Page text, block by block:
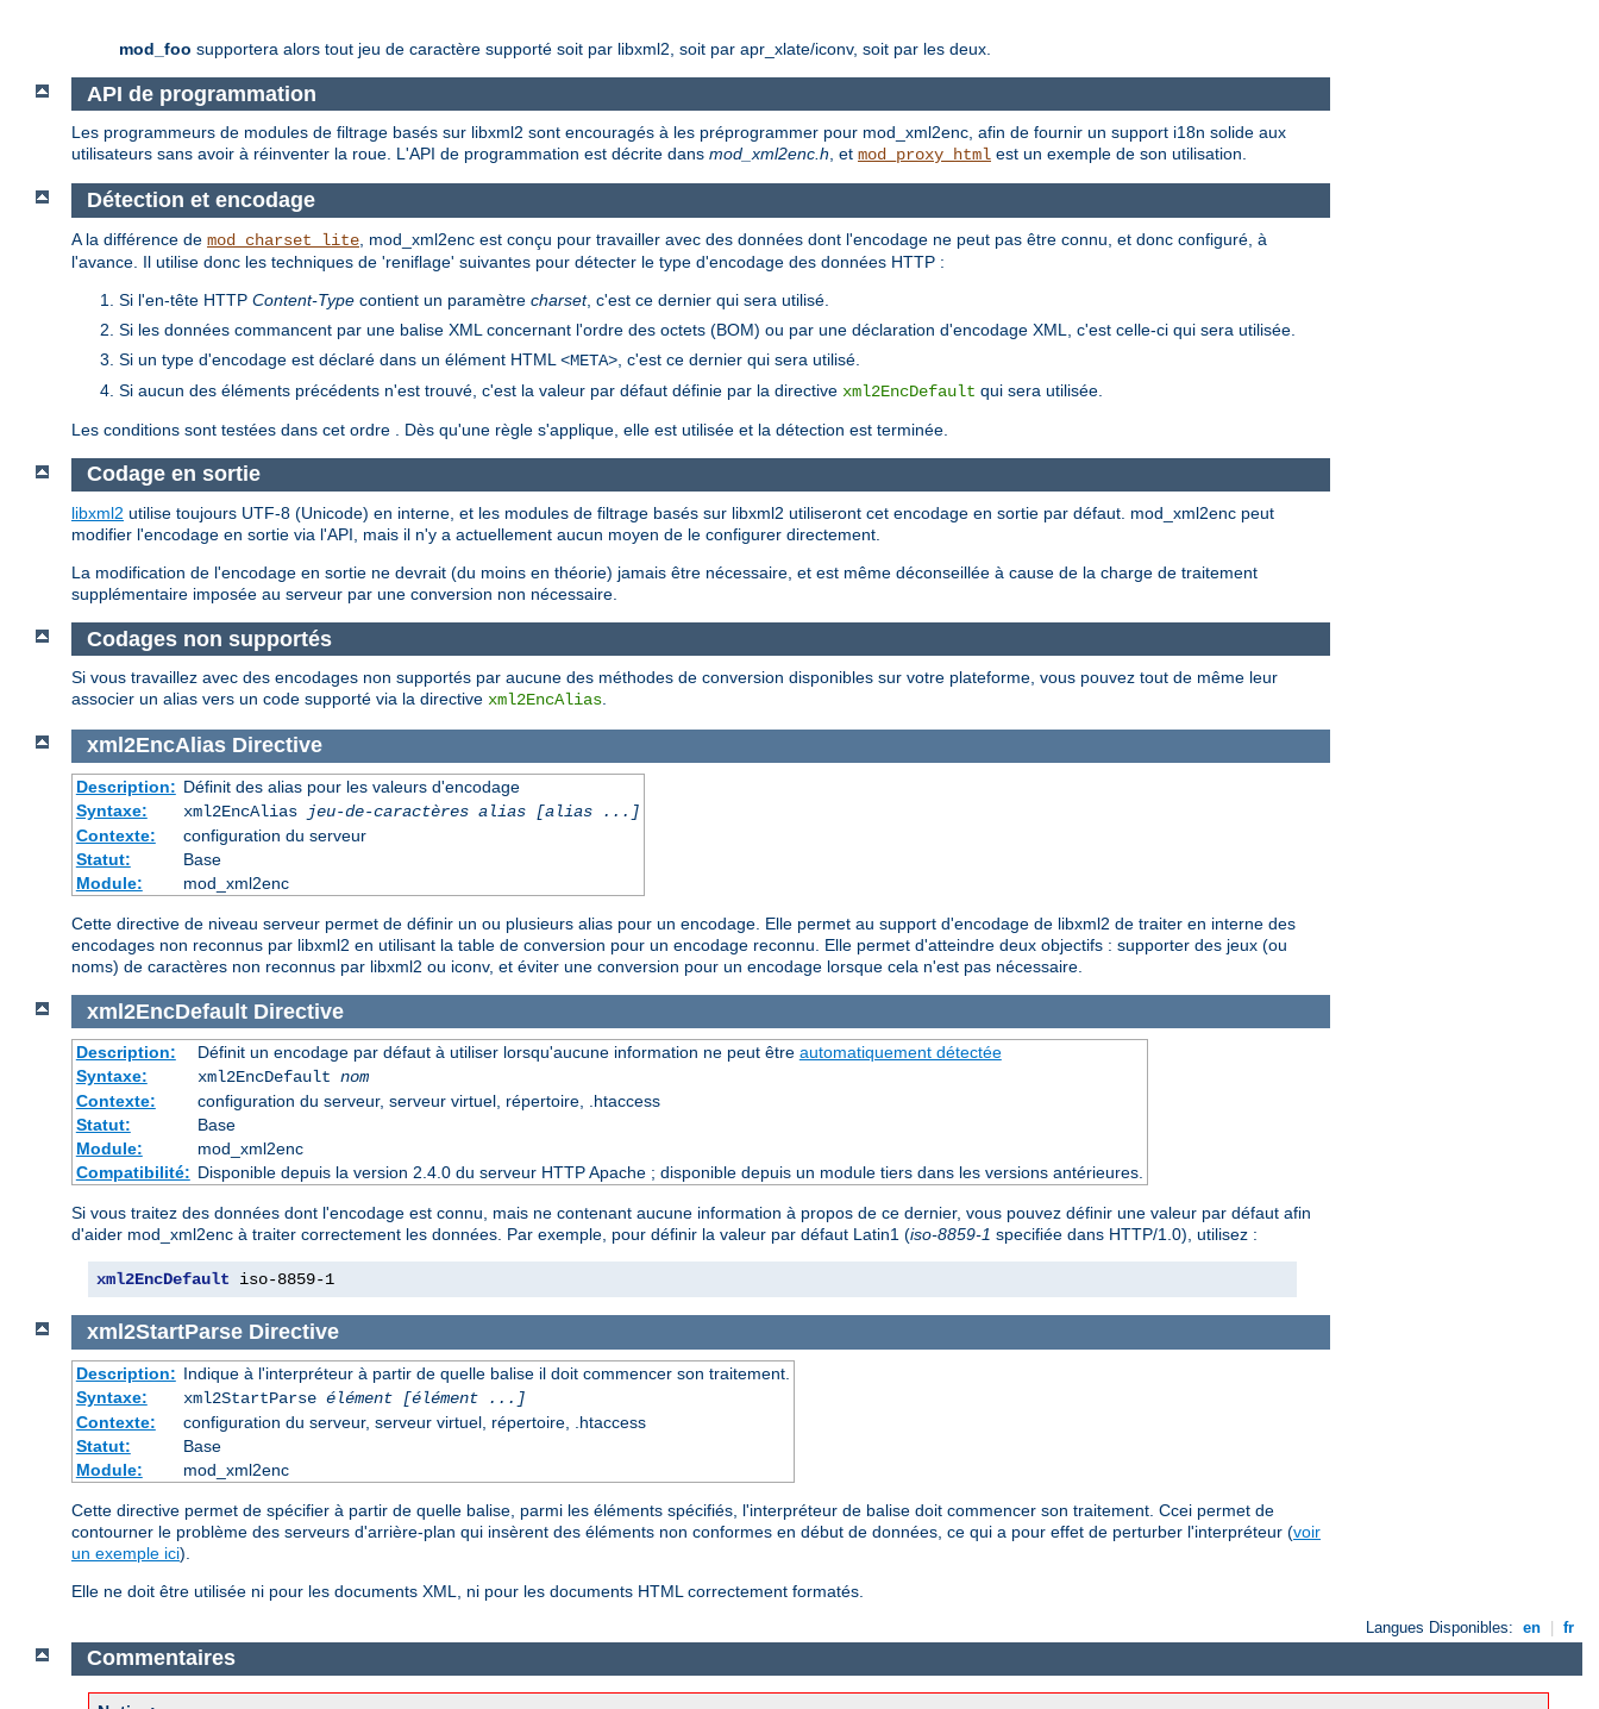
mod_foo supportera alors tout jeu de caractère supporté soit par libxml2, soit par apr_xlate/iconv, soit par les deux.
API de programmation
Les programmeurs de modules de filtrage basés sur libxml2 sont encouragés à les préprogrammer pour mod_xml2enc, afin de fournir un support i18n solide aux
utilisateurs sans avoir à réinventer la roue. L'API de programmation est décrite dans mod_xml2enc.h, et mod_proxy_html est un exemple de son utilisation.
Détection et encodage
A la différence de mod_charset_lite , mod_xml2enc est conçu pour travailler avec des données dont l'encodage ne peut pas être connu, et donc configuré, à
l'avance. Il utilise donc les techniques de 'reniflage' suivantes pour détecter le type d'encodage des données HTTP :
Si l'en-tête HTTP Content-Type contient un paramètre charset, c'est ce dernier qui sera utilisé.
Si les données commancent par une balise XML concernant l'ordre des octets (BOM) ou par une déclaration d'encodage XML, c'est celle-ci qui sera utilisée.
Si un type d'encodage est déclaré dans un élément HTML <META> , c'est ce dernier qui sera utilisé.
Si aucun des éléments précédents n'est trouvé, c'est la valeur par défaut définie par la directive xml2EncDefault qui sera utilisée.
Les conditions sont testées dans cet ordre . Dès qu'une règle s'applique, elle est utilisée et la détection est terminée.
Codage en sortie
libxml2 utilise toujours UTF-8 (Unicode) en interne, et les modules de filtrage basés sur libxml2 utiliseront cet encodage en sortie par défaut. mod_xml2enc peut
modifier l'encodage en sortie via l'API, mais il n'y a actuellement aucun moyen de le configurer directement.
La modification de l'encodage en sortie ne devrait (du moins en théorie) jamais être nécessaire, et est même déconseillée à cause de la charge de traitement
supplémentaire imposée au serveur par une conversion non nécessaire.
Codages non supportés
Si vous travaillez avec des encodages non supportés par aucune des méthodes de conversion disponibles sur votre plateforme, vous pouvez tout de même leur
associer un alias vers un code supporté via la directive xml2EncAlias.
xml2EncAlias Directive
Description: Définit des alias pour les valeurs d'encodage
Syntaxe:
xml2EncAlias
jeu-de-caractères alias [alias ...]
Contexte:
configuration du serveur
Statut:
Base
Module:
mod_xml2enc
Cette directive de niveau serveur permet de définir un ou plusieurs alias pour un encodage. Elle permet au support d'encodage de libxml2 de traiter en interne des
encodages non reconnus par libxml2 en utilisant la table de conversion pour un encodage reconnu. Elle permet d'atteindre deux objectifs : supporter des jeux (ou
noms) de caractères non reconnus par libxml2 ou iconv, et éviter une conversion pour un encodage lorsque cela n'est pas nécessaire.
xml2EncDefault Directive
Description: Définit un encodage par défaut à utiliser lorsqu'aucune information ne peut être automatiquement détectée
Syntaxe:
xml2EncDefault nom
Contexte:
configuration du serveur, serveur virtuel, répertoire, .htaccess
Statut:
Base
Module:
mod_xml2enc
Compatibilité: Disponible depuis la version 2.4.0 du serveur HTTP Apache ; disponible depuis un module tiers dans les versions antérieures.
Si vous traitez des données dont l'encodage est connu, mais ne contenant aucune information à propos de ce dernier, vous pouvez définir une valeur par défaut afin
d'aider mod_xml2enc à traiter correctement les données. Par exemple, pour définir la valeur par défaut Latin1 (iso-8859-1 specifiée dans HTTP/1.0), utilisez :
xml2EncDefault iso-8859-1
xml2StartParse Directive
Description: Indique à l'interpréteur à partir de quelle balise il doit commencer son traitement.
Syntaxe:
xml2StartParse élément [élément ...]
Contexte:
configuration du serveur, serveur virtuel, répertoire, .htaccess
Statut:
Base
Module:
mod_xml2enc
Cette directive permet de spécifier à partir de quelle balise, parmi les éléments spécifiés, l'interpréteur de balise doit commencer son traitement. Ccei permet de
contourner le problème des serveurs d'arrière-plan qui insèrent des éléments non conformes en début de données, ce qui a pour effet de perturber l'interpréteur (voir
un exemple ici).
Elle ne doit être utilisée ni pour les documents XML, ni pour les documents HTML correctement formatés.
Langues Disponibles: en | fr
Commentaires